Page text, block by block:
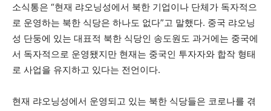
소식통은 “현재 랴오닝성에서 북한 기업이나 단체가 독자적으
로 운영하는 북한 식당은 하나도 없다”고 말했다. 중국 랴오닝
성 단둥에 있는 대표적 북한 식당인 송도원도 과거에는 중국에
서 독자적으로 운영됐지만 현재는 중국인 투자자와 합작 형태
로 사업을 유지하고 있다는 전언이다.
현재 랴오닝성에서 운영되고 있는 북한 식당들은 코로나를 겪